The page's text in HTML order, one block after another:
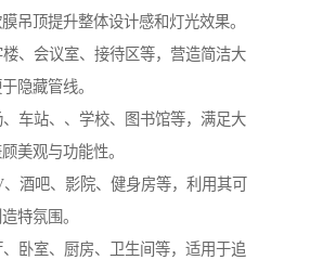
吊顶提升整体设计感和灯光效果。
、会议室、接待区等，营造简洁大
隐藏管线。
车站、、学校、图书馆等，满足大
美观与功能性。
酒吧、影院、健身房等，利用其可
特氛围。
卧室、厨房、卫生间等，适用于追